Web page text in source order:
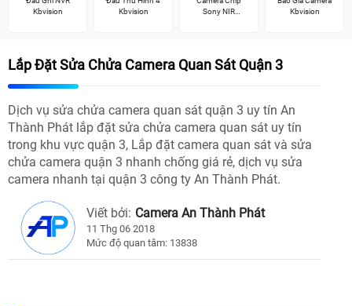
Kbvision
Kbvision
Sony NIR
Kbvision
Lắp Đặt Sửa Chửa Camera Quan Sát Quận 3
Dịch vụ sửa chửa camera quan sát quận 3 uy tín An
Thành Phát lắp đặt sửa chửa camera quan sát uy tín
trong khu vực quận 3, Lắp đặt camera quan sát và sửa
chửa camera quận 3 nhanh chống giá rẻ, dịch vụ sửa
camera nhanh tại quận 3 công ty An Thành Phát.
Viết bởi: Camera An Thành Phát
11 Thg 06 2018
Mức độ quan tâm: 13838